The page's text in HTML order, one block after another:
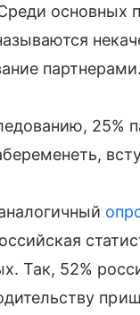
основных
партнерами.
25%
Так, 52%